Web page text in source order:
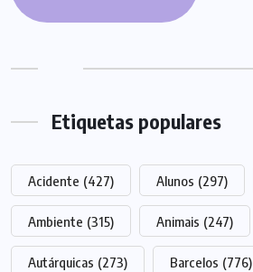
Etiquetas populares
Acidente (427) Alunos (297)
Ambiente (315) Animais (247)
Autárquicas (273) Barcelos (776)